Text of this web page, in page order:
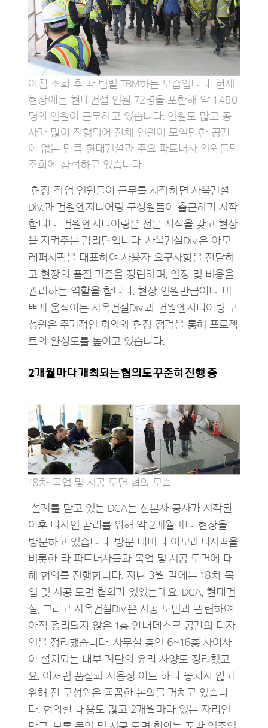
아침 조회 후 각 팀별 TBM하는 모습입니다. 현재
현장에는 현대건설 인원 72명을 포함해 약 1,450
명의 인원이 근무하고 있습니다. 인원도 많고 공
사가 많이 진행되어 전체 인원이 모일만한 공간
이 없는 만큼 현대건설과 주요 파트너사 인원들만
조회에 참석하고 있습니다.
현장 작업 인원들이 근무를 시작하면 사옥건설
Div.과 건원엔지니어링 구성원들이 출근하기 시작
합니다. 건원엔지니어링은 전문 지식을 갖고 현장
을 지켜주는 감리단입니다. 사옥건설Div.은 아모
레퍼시픽을 대표하여 사용자 요구사항을 전달하
고 현장의 품질 기준을 정립하며, 일정 및 비용을
관리하는 역할을 합니다. 현장 인원만큼이나 바
쁘게 움직이는 사옥건설Div.과 건원엔지니어링 구
성원은 주기적인 회의와 현장 점검을 통해 프로젝
트의 완성도를 높이고 있습니다.
2개월마다 개최되는 협의도 꾸준히 진행 중
18차 목업 및 시공 도면 협의 모습
설계를 맡고 있는 DCA는 신본사 공사가 시작된
이후 디자인 감리를 위해 약 2개월마다 현장을
방문하고 있습니다. 방문 때마다 아모레퍼시픽을
비롯한 타 파트너사들과 목업 및 시공 도면에 대
해 협의를 진행합니다. 지난 3월 말에는 18차 목
업 및 시공 도면 협의가 있었는데요. DCA, 현대건
설, 그리고 사옥건설Div.은 시공 도면과 관련하여
아직 정리되지 않은 1층 안내데스크 공간의 디자
인을 정리했습니다. 사무실 층인 6~16층 사이사
이 설치되는 내부 계단의 유리 사양도 정리했고
요. 이처럼 품질과 사용성 어느 하나 놓치지 않기
위해 전 구성원은 꼼꼼한 논의를 거치고 있습니
다. 협의할 내용도 많고 2개월마다 있는 자리인